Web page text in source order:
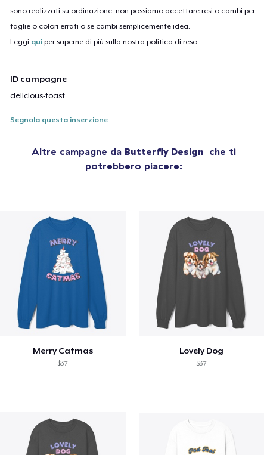
sono realizzati su ordinazione, non possiamo accettare resi o cambi per
taglie o colori errati o se cambi semplicemente idea.
Leggi qui per saperne di più sulla nostra politica di reso.
ID campagne
delicious-toast
Segnala questa inserzione
Altre campagne da Butterfly Design che ti
potrebbero piacere:
Merry Catmas
$37
Lovely Dog
$37